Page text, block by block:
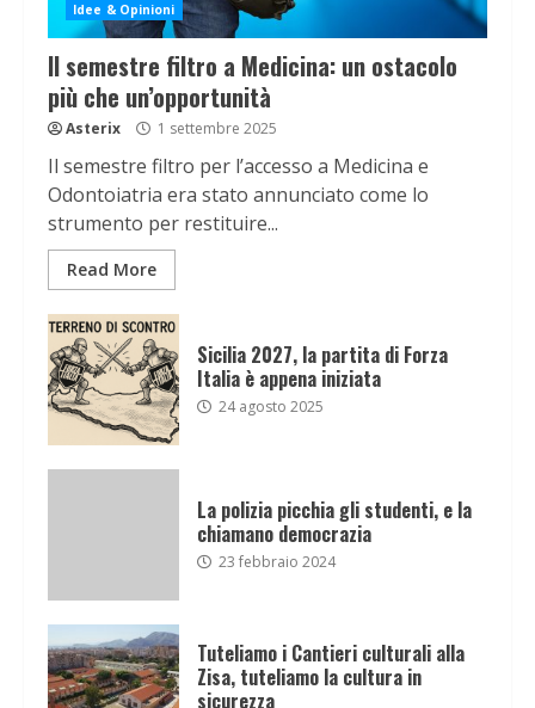
Idee & Opinioni
Il semestre filtro a Medicina: un ostacolo
più che un’opportunità
Asterix 1 settembre 2025
Il semestre filtro per l’accesso a Medicina e
Odontoiatria era stato annunciato come lo
strumento per restituire...
Read More
Sicilia 2027, la partita di Forza
Italia è appena iniziata
24 agosto 2025
La polizia picchia gli studenti, e la
chiamano democrazia
23 febbraio 2024
Tuteliamo i Cantieri culturali alla
Zisa, tuteliamo la cultura in
sicurezza